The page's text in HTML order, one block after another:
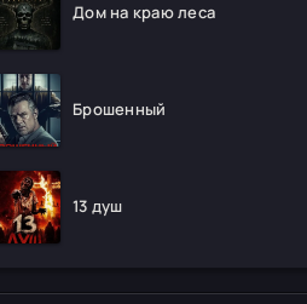
Дом на краю леса
Брошенный
13 душ